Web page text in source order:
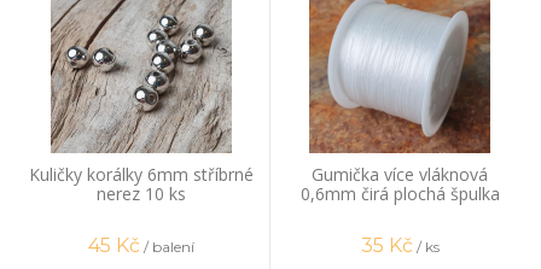
Kuličky korálky 6mm stříbrné
nerez 10 ks
45 Kč / balení
Gumička více vláknová
0,6mm čirá plochá špulka
44m
35 Kč / ks